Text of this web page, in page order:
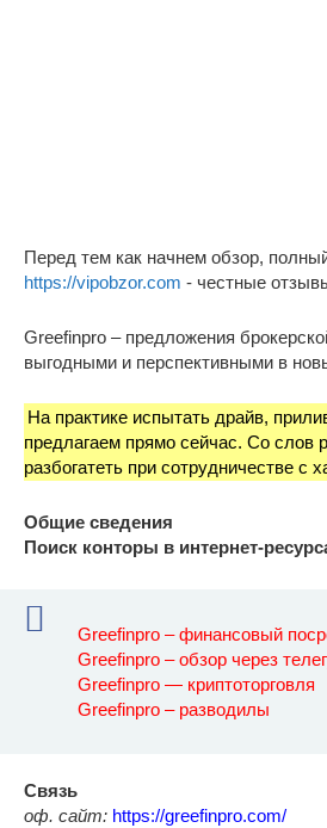
Перед тем как начнем обзор,
https://vipobzor.com - честные
Greefinpro – предложения
выгодными и перспективными в
На практике испытать драйв,
предлагаем прямо сейчас. Со слов
разбогатеть при сотрудничестве с
Общие сведения
Поиск конторы в интернет-
Greefinpro – финансовый
Greefinpro – обзор через
Greefinpro — криптоторговля
Greefinpro – разводилы
Связь
оф. сайт: https://greefinpro.com/